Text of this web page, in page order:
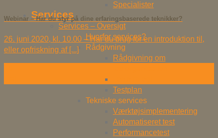
Specialister
Services
Services – Oversigt
Hvorfor services?
Rådgivning
Rådgivning om
Testplan
Tekniske services
Værktøjsimplementering
Automatiseret test
Performancetest
Webinar – Har du styr på dine erfaringsbaserede teknikker?
26. juni 2020, kl. 10.00 – Har du brug for en introduktion til,
eller opfriskning af [...]